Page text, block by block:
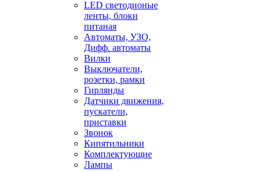
LED светодионые
ленты, блоки
питаная
Автоматы, УЗО,
Дифф. автоматы
Вилки
Выключатели,
розетки, рамки
Гирлянды
Датчики движения,
пускатели,
приставки
Звонок
Кипятильники
Комплектующие
Лампы